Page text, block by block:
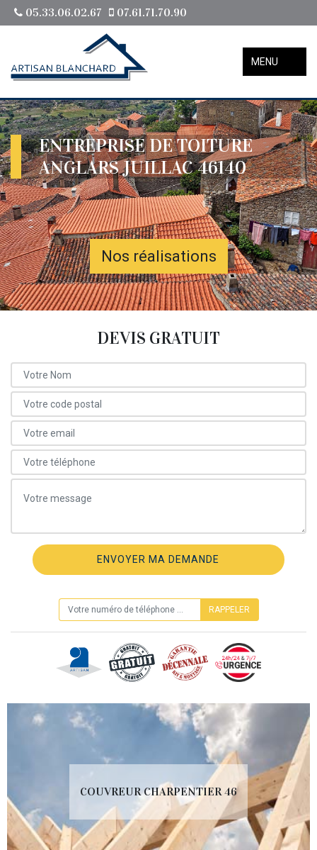
05.33.06.02.67 07.61.71.70.90
MENU
ENTREPRISE DE TOITURE
ANGLARS JUILLAC 46140
Nos réalisations
DEVIS GRATUIT
COUVREUR CHARPENTIER 46